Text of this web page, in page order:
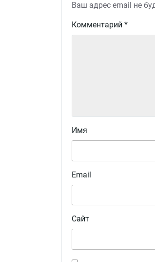
Ваш адрес email не
Комментарий *
Имя
Email
Сайт